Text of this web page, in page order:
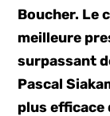
Boucher. Le
meilleure
surpassant
Pascal
plus efficace